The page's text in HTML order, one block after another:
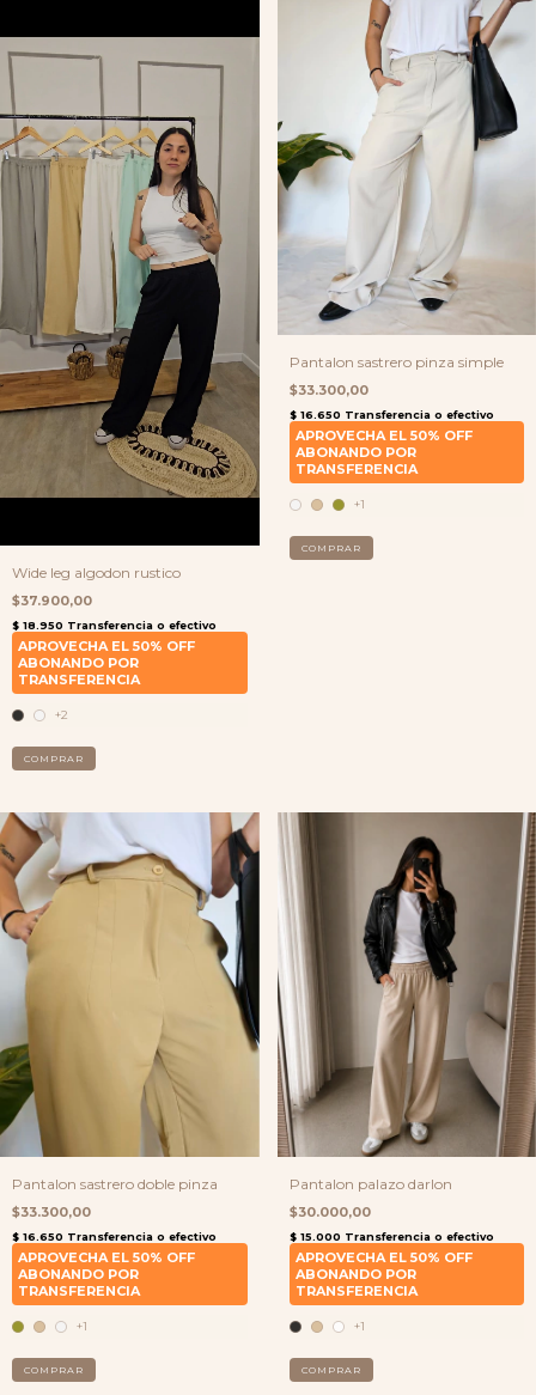
Wide leg algodon rustico
$37.900,00
+2
COMPRAR
Pantalon sastrero pinza simple
$33.300,00
+1
COMPRAR
Pantalon sastrero doble pinza
$33.300,00
+1
COMPRAR
Pantalon palazo darlon
$30.000,00
+1
COMPRAR